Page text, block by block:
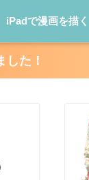
iPadで漫画を描く
た！